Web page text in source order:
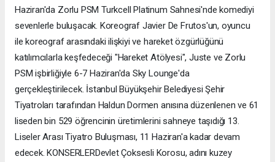
Haziran'da Zorlu PSM Turkcell Platinum Sahnesi'nde komediyi
sevenlerle buluşacak. Koreograf Javier De Frutos'un, oyuncu
ile koreograf arasındaki ilişkiyi ve hareket özgürlüğünü
katılımcılarla keşfedeceği "Hareket Atölyesi", Juste ve Zorlu
PSM işbirliğiyle 6-7 Haziran'da Sky Lounge'da
gerçekleştirilecek. İstanbul Büyükşehir Belediyesi Şehir
Tiyatroları tarafından Haldun Dormen anısına düzenlenen ve 61
liseden bin 529 öğrencinin üretimlerini sahneye taşıdığı 13.
Liseler Arası Tiyatro Buluşması, 11 Haziran'a kadar devam
edecek. KONSERLERDevlet Çoksesli Korosu, adını kuzey